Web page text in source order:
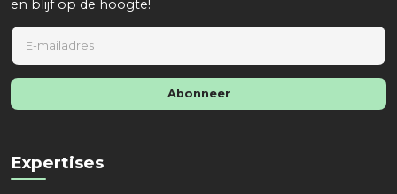
en blijf op de hoogte!
E
a
i
l
Abonneer
Expertises